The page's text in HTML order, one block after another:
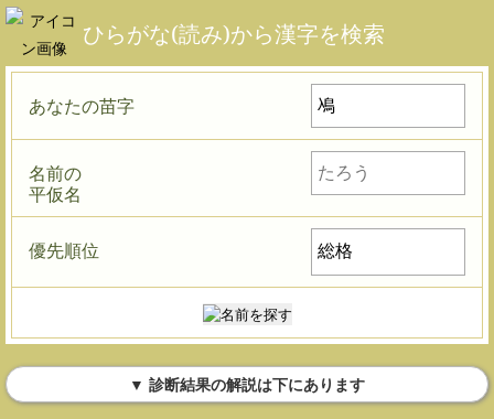
ひらがな(読み)から漢字を検索
あなたの苗字
名前の
平仮名
優先順位
▼ 診断結果の解説は下にあります